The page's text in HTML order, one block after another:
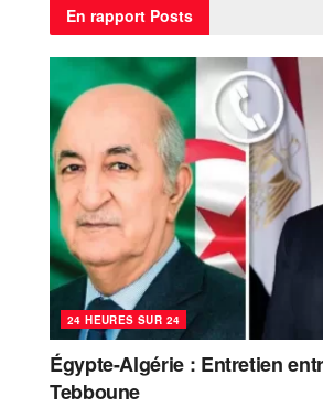
En rapport Posts
24 HEURES SUR 24
Égypte-Algérie : Entretien
Tebboune